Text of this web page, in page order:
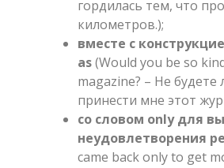
гордилась тем, что
километров.);
вместе с
as(Would you be so
magazine? – Не
принести мне этот
со словом only для
неудовлетворения
came back only to get